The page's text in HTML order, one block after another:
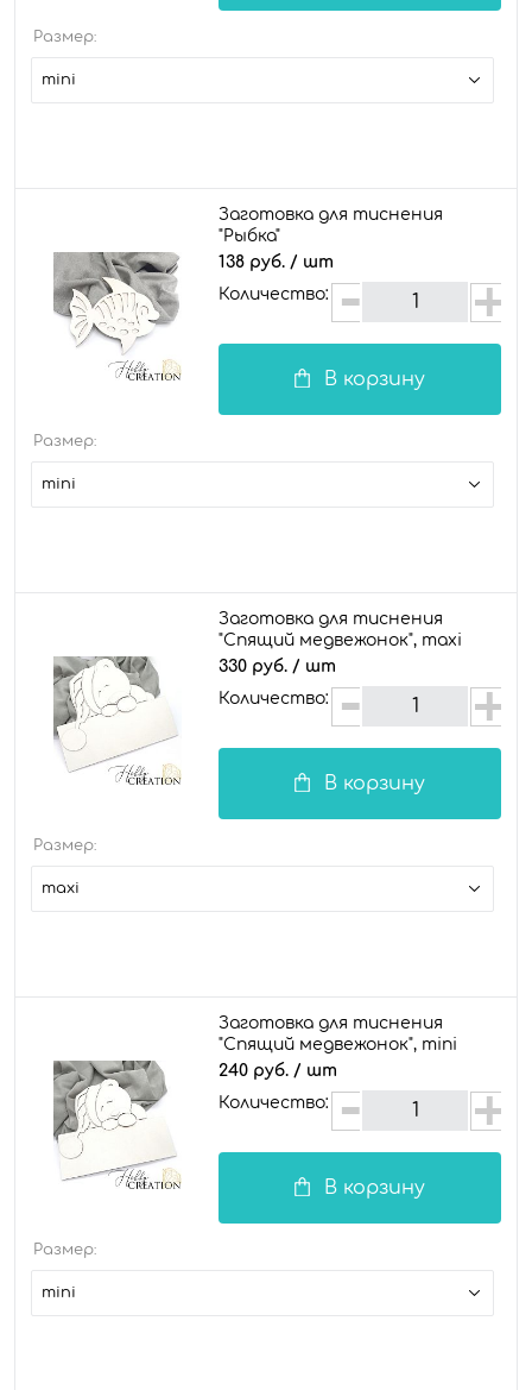
Размер:
mini
Заготовка для тиснения
"Рыбка"
138 руб. / шт
Количество:
В корзину
Размер:
mini
Заготовка для тиснения
"Спящий медвежонок", maxi
330 руб. / шт
Количество:
В корзину
Размер:
maxi
Заготовка для тиснения
"Спящий медвежонок", mini
240 руб. / шт
Количество:
В корзину
Размер:
mini